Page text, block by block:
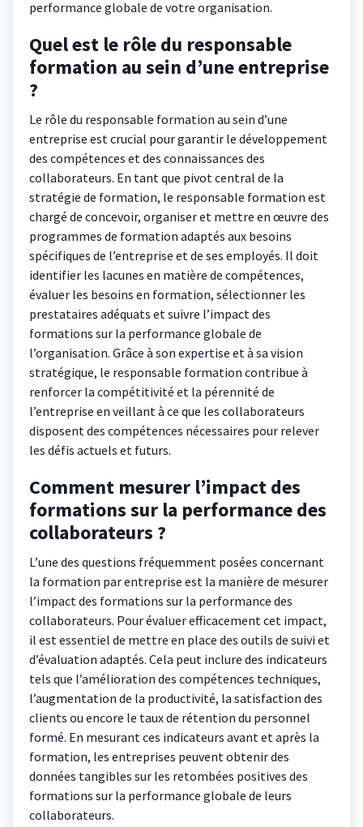
performance globale de votre organisation.
Quel est le rôle du responsable
formation au sein d’une entreprise
?
Le rôle du responsable formation au sein d’une
entreprise est crucial pour garantir le développement
des compétences et des connaissances des
collaborateurs. En tant que pivot central de la
stratégie de formation, le responsable formation est
chargé de concevoir, organiser et mettre en œuvre des
programmes de formation adaptés aux besoins
spécifiques de l’entreprise et de ses employés. Il doit
identifier les lacunes en matière de compétences,
évaluer les besoins en formation, sélectionner les
prestataires adéquats et suivre l’impact des
formations sur la performance globale de
l’organisation. Grâce à son expertise et à sa vision
stratégique, le responsable formation contribue à
renforcer la compétitivité et la pérennité de
l’entreprise en veillant à ce que les collaborateurs
disposent des compétences nécessaires pour relever
les défis actuels et futurs.
Comment mesurer l’impact des
formations sur la performance des
collaborateurs ?
L’une des questions fréquemment posées concernant
la formation par entreprise est la manière de mesurer
l’impact des formations sur la performance des
collaborateurs. Pour évaluer efficacement cet impact,
il est essentiel de mettre en place des outils de suivi et
d’évaluation adaptés. Cela peut inclure des indicateurs
tels que l’amélioration des compétences techniques,
l’augmentation de la productivité, la satisfaction des
clients ou encore le taux de rétention du personnel
formé. En mesurant ces indicateurs avant et après la
formation, les entreprises peuvent obtenir des
données tangibles sur les retombées positives des
formations sur la performance globale de leurs
collaborateurs.